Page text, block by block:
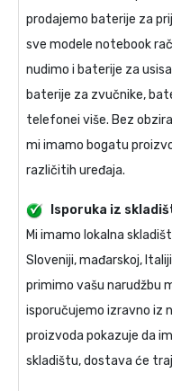
prodajemo baterije za
sve modele notebook
nudimo i baterije za
baterije za zvučnike,
telefonei više. Bez
mi imamo bogatu
različitih uređaja.
Isporuka iz
Mi imamo lokalna
Sloveniji, mađarskoj,
primimo vašu narudžbu
isporučujemo izravno iz
proizvoda pokazuje da
skladištu, dostava će